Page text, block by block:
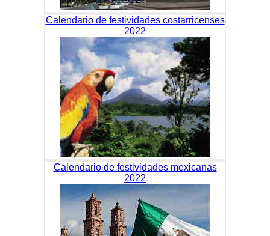
Calendario de festividades costarricenses
2022
Calendario de festividades mexicanas
2022